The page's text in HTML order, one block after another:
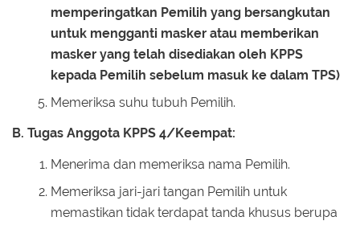
memperingatkan Pemilih yang bersangkutan
untuk mengganti masker atau memberikan
masker yang telah disediakan oleh KPPS
kepada Pemilih sebelum masuk ke dalam TPS)
Memeriksa suhu tubuh Pemilih.
B. Tugas Anggota KPPS 4/Keempat:
Menerima dan memeriksa nama Pemilih.
Memeriksa jari-jari tangan Pemilih untuk
memastikan tidak terdapat tanda khusus berupa